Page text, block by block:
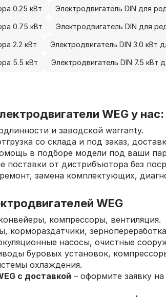
0.25 кВт Электродвигатель DIN для
0.75 кВт Электродвигатель DIN для
2.2 кВт Электродвигатель DIN 3.0 кВт
5.5 кВт Электродвигатель DIN 7.5 кВт
WEG у нас:
и заводской warranty.
со склада и под заказ,
в подборе модели под ваши
поставки от дистрибъютора без
замена комплектующих,
WEG
компрессоры, вентиляция.
кормораздатчики,
насосы, очистные
буровых установок,
охлаждения.
с доставкой – оформите заявку